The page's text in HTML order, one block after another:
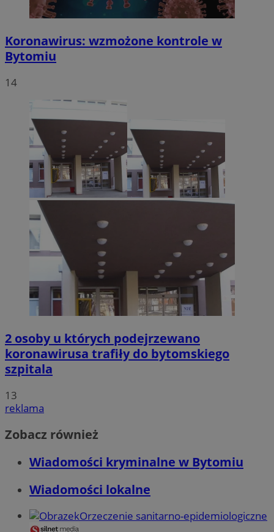
Koronawirus: wzmożone kontrole w
Bytomiu
14
2 osoby u których podejrzewano
koronawirusa trafiły do bytomskiego
szpitala
13
reklama
Zobacz również
Wiadomości kryminalne w Bytomiu
Wiadomości lokalne
Orzeczenie sanitarno-epidemiologiczne